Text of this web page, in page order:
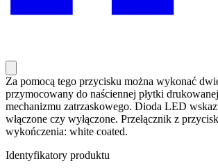
Za pomocą tego przycisku można wykonać
przymocowany do naściennej płytki
mechanizmu zatrzaskowego. Dioda LED
włączone czy wyłączone. Przełącznik z
wykończenia: white coated.
Identyfikatory produktu